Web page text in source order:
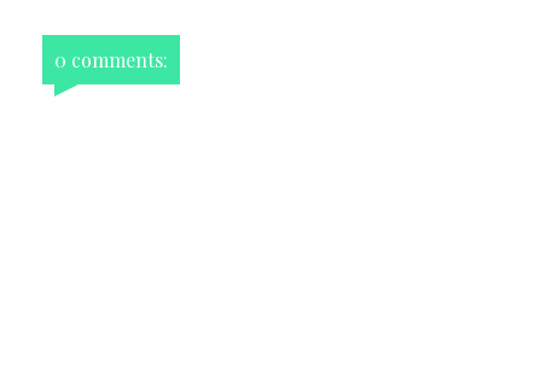
0 comments: